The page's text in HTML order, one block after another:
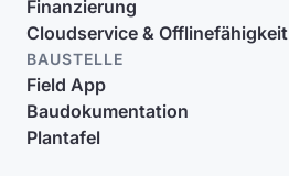
Finanzierung
Cloudservice & Offlinefähigkeit
BAUSTELLE
Field App
Baudokumentation
Plantafel